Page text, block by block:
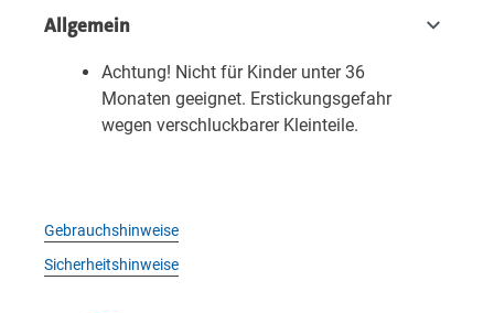
Allgemein
Achtung! Nicht für Kinder unter 36
Monaten geeignet. Erstickungsgefahr
wegen verschluckbarer Kleinteile.
Gebrauchshinweise
Sicherheitshinweise